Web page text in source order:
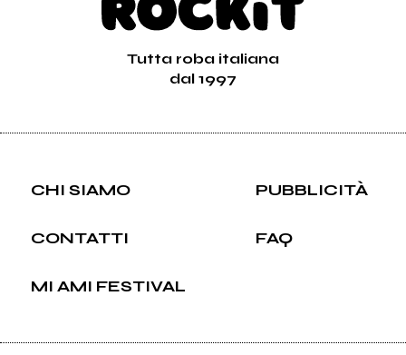
Tutta roba italiana
dal 1997
CHI SIAMO PUBBLICITÀ
CONTATTI FAQ
MI AMI FESTIVAL